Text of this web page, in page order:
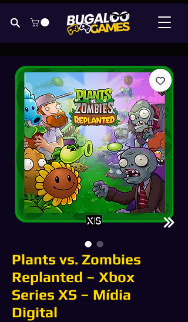
Plants vs. Zombies
Replanted – Xbox
Series XS – Mídia
Digital